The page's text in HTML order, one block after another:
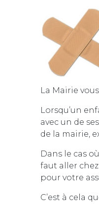
La Mairie
Lorsqu’un
avec un de
de la mairie,
Dans le cas
faut aller
pour votre
C’est à cela